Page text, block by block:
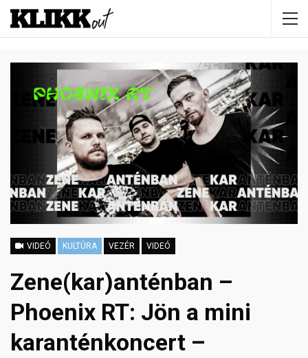
VIDEÓ KULTÚRA VEZÉR VIDEÓ
Zene(kar)anténban –
Phoenix RT: Jön a mini
karanténkoncert –